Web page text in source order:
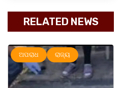
RELATED NEWS
ଅପରାଧ ରାଜ୍ୟ